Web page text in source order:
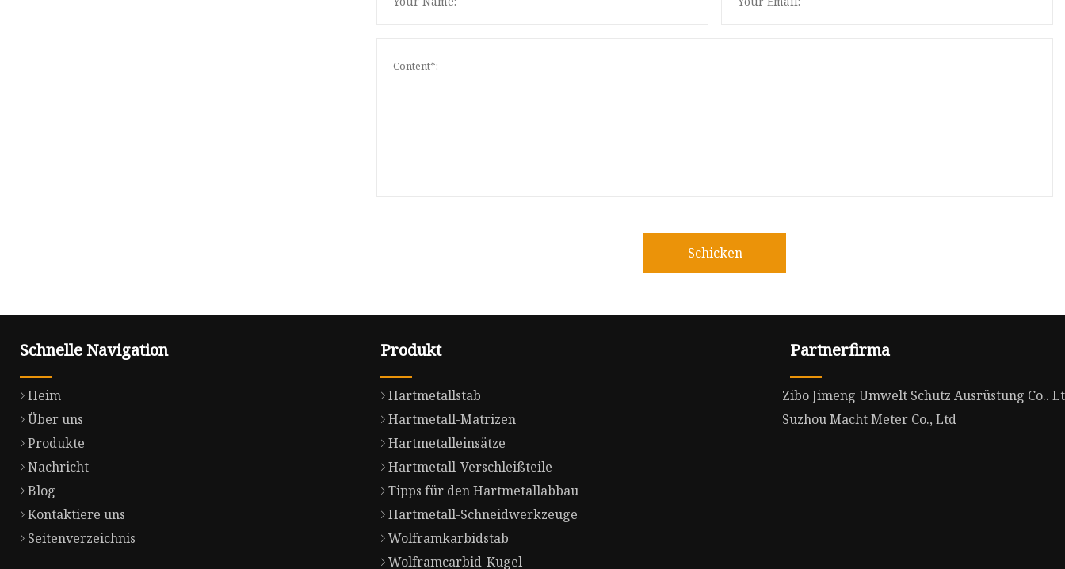
Schicken
Schnelle Navigation
Heim
Über uns
Produkte
Nachricht
Blog
Kontaktiere uns
Seitenverzeichnis
Produkt
Hartmetallstab
Hartmetall-Matrizen
Hartmetalleinsätze
Hartmetall-Verschleißteile
Tipps für den Hartmetallabbau
Hartmetall-Schneidwerkzeuge
Wolframkarbidstab
Wolframcarbid-Kugel
Partnerfirma
Zibo Jimeng Umwelt Schutz Ausrüstung Co..
Suzhou Macht Meter Co., Ltd